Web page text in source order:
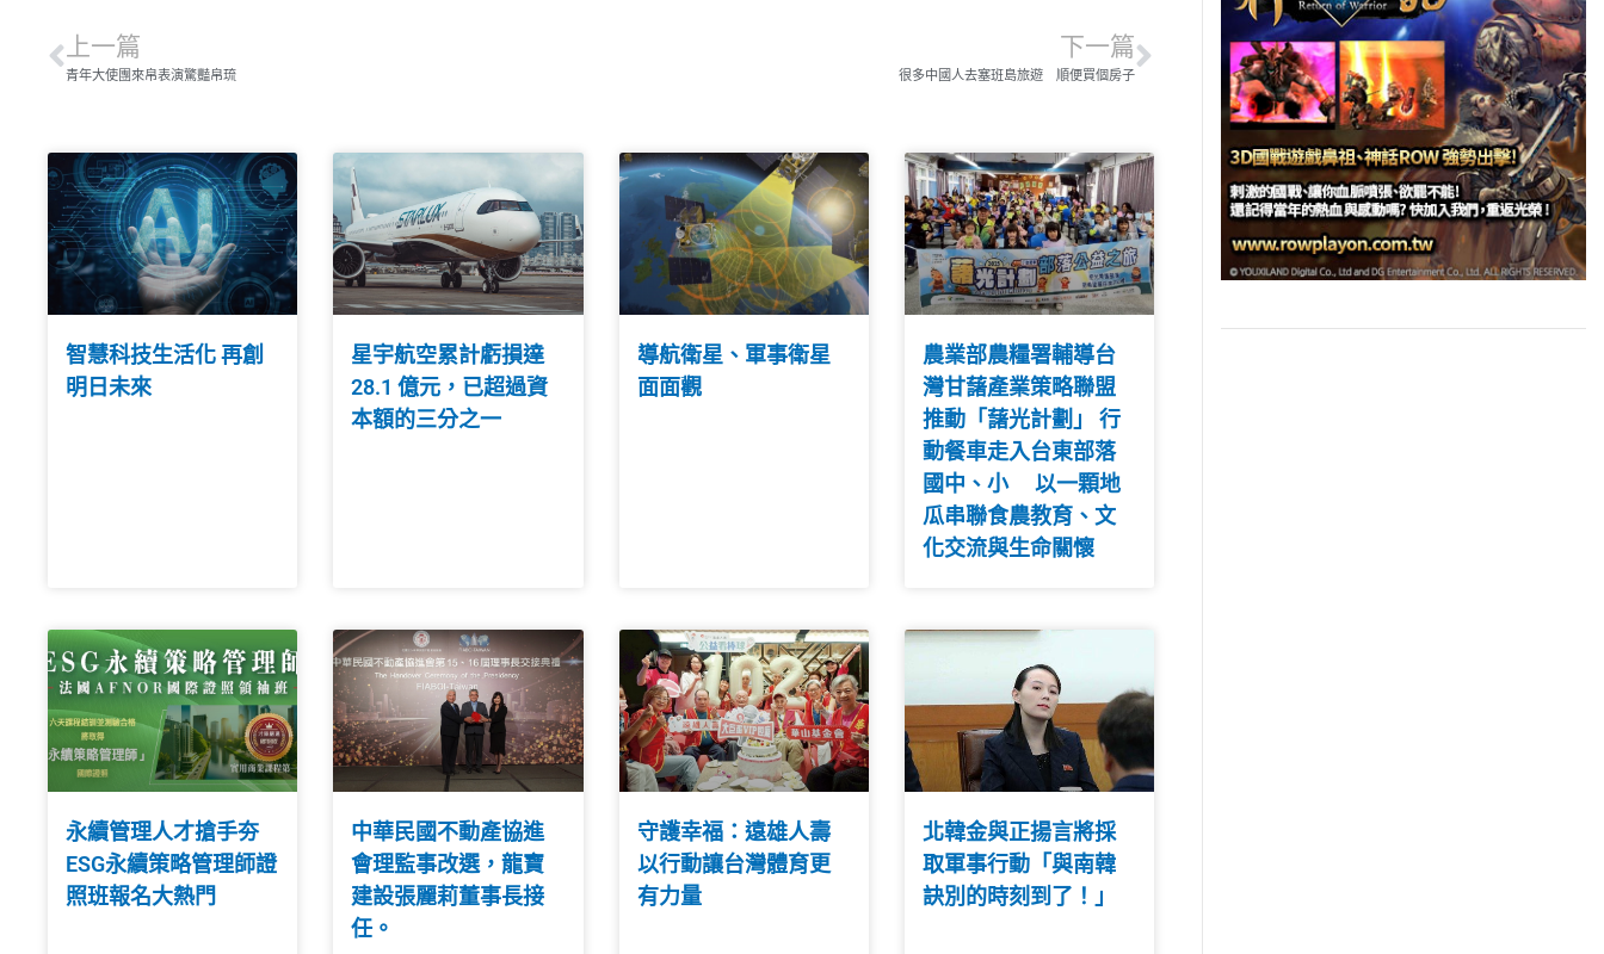
上一篇
青年大使團來帛表演驚豔帛琉
下一篇
很多中國人去塞班島旅遊 順便買個房子
智慧科技生活化 再創
明日未來
星宇航空累計虧損達
28.1 億元，已超過資
本額的三分之一
導航衛星、軍事衛星
面面觀
農業部農糧署輔導台
灣甘藷產業策略聯盟
推動「藷光計劃」 行
動餐車走入台東部落
國中、小 以一顆地
瓜串聯食農教育、文
化交流與生命關懷
永續管理人才搶手夯
ESG永續策略管理師證
照班報名大熱門
中華民國不動產協進
會理監事改選，龍寶
建設張麗莉董事長接
任。
守護幸福：遠雄人壽
以行動讓台灣體育更
有力量
北韓金與正揚言將採
取軍事行動「與南韓
訣別的時刻到了！」